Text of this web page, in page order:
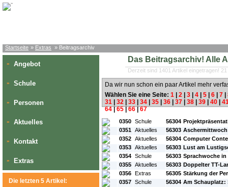
Startseite » Extras » Beitragsarchiv
» Angebot
» Schule
» Personen
» Aktuelles
» Kontakt
» Extras
Die letzten 5 Artikel:
Das Beitragsarchiv! Alle
Derzeit sind 1401 Artikel eingetragen!
Da wir nun schon ein paar Artikel mehr
Wählen Sie eine Seite: 1 2 3 4 5 6 7
31
32 33 34 35 36 37 38 39 40
64|65|66|67
#L: #ID: #Rubrik:
0350 Schule 56304
0351 Aktuelles 56303
0352 Aktuelles 56304 Computer
0353 Aktuelles 56303 Lust am
0354 Schule 56303 Sprachwoche in
0355 Aktuelles 56303 Doppelter TT-
0356 Extras 56305 Stärkung der
0357 Schule 56304 Am Schauplatz: